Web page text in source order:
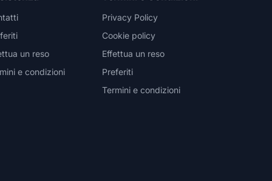
un reso
e condizioni
Privacy Policy
Cookie policy
Effettua un reso
Preferiti
Termini e condizioni